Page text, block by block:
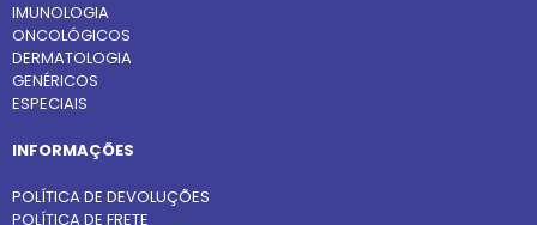
IMUNOLOGIA
ONCOLÓGICOS
DERMATOLOGIA
GENÉRICOS
ESPECIAIS
INFORMAÇÕES
POLÍTICA DE DEVOLUÇÕES
POLÍTICA DE FRETE